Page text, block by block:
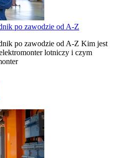
po zawodzie od A-Z
po zawodzie od A-Z Kim jest
lotniczy i czym